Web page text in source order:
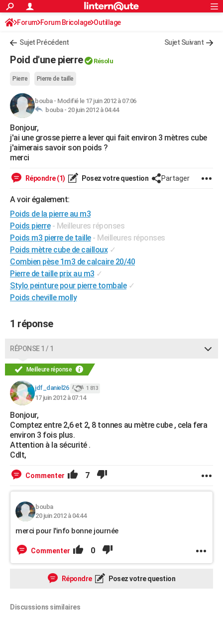
ACTUALITÉS
Politique
Société
Faits Divers
Education
Monde
Villes
+
AUTO
Essais
Réserver un essai
Citadines
Berlines
SUV
Forum auto
+HIGH-TECH
Mobiles
Meilleur smartphone
Internet
Ordinateurs
Jeux vidéo
Guide high-tech
+BRICOLAGE
Forum
Aménagement intérieur
Extérieur
Cuisine
Salle de bains
Jardinage
Rangement
WEEK-END
Guides de France
Escapades
Patrimoine
Expositions
Musées
Week-end nature
LIFESTYLE
SANTE
Alimentation
Guide de la santé
Maladies
Médicaments
Sommeil
VOYAGE
Destinations
City break
Voyage nature
Voyage de noces
Forum
Climat
+PHOTO
GUIDES D'ACHAT
BONS PLANS
CARTE DE VOEUX
S'inscrire
Se connecter
Lycées
Collèges
Primaires
Universités
Entreprises
Service militaire
Avis de recherche
AVIS DE DÉCÈS
FORUM
Bricolage
Lifestyle
Culture
Sport
Auto
Television
Voyage
Cinema
S'inscrire
Connexion
Forum Forum Bricolage Outillage
Sujet Précédent Sujet Suivant
Poid d'une pierre Résolu
Pierre Pierre de taille
bouba- Modifié le 17 juin 2012 à 07:06
bouba - 20 juin 2012 à 04:44
Bonjour,
j'ai une grosse pierre a lever qui fait environ 3 mètres cube
j'aimerais savoir son poids ?
merci
Répondre (1) Posez votre question Partager
A voir également:
Poids de la pierre au m3
Poids pierre - Meilleures réponses
Poids m3 pierre de taille - Meilleures réponses
Poids mètre cube de cailloux ✓
Combien pèse 1m3 de calcaire 20/40
Pierre de taille prix au m3 ✓
Stylo peinture pour pierre tombale ✓
Poids cheville molly
1 réponse
RÉPONSE 1 / 1
Meilleure réponse
jdf_daniel26 1 813
17 juin 2012 à 07:14
Bonjour,
Comptez entre 2,6 et 2, 8 tonnes au mètre cube , cela fera
environ 3 fois plus.
Attention à la sécurité .
Cdlt,
Commenter 7
bouba
20 juin 2012 à 04:44
merci pour l'info bonne journée
Commenter 0
Répondre Posez votre question
Discussions similaires